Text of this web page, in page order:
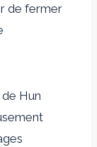
de fermer
Hun